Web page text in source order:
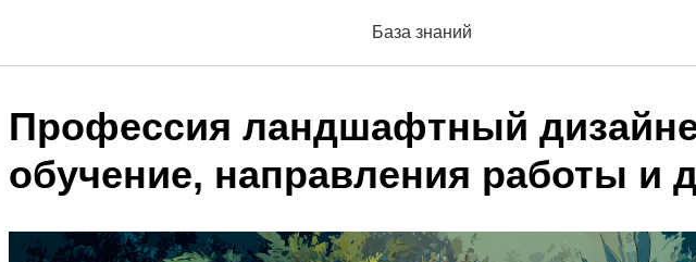
База знаний
Профессия ландшафтный
обучение, направления работы и